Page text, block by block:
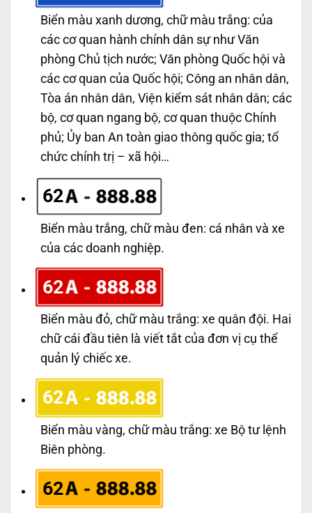
Biển màu xanh dương, chữ màu trắng: của
các cơ quan hành chính dân sự như Văn
phòng Chủ tịch nước; Văn phòng Quốc hội và
các cơ quan của Quốc hội; Công an nhân dân,
Tòa án nhân dân, Viện kiểm sát nhân dân; các
bộ, cơ quan ngang bộ, cơ quan thuộc Chính
phủ; Ủy ban An toàn giao thông quốc gia; tổ
chức chính trị – xã hội…
62
Biển màu trắng, chữ màu đen: cá nhân và xe
của các doanh nghiệp.
62
Biển màu đỏ, chữ màu trắng: xe quân đội. Hai
chữ cái đầu tiên là viết tắt của đơn vị cụ thể
quản lý chiếc xe.
62
Biển màu vàng, chữ màu trắng: xe Bộ tư lệnh
Biên phòng.
62